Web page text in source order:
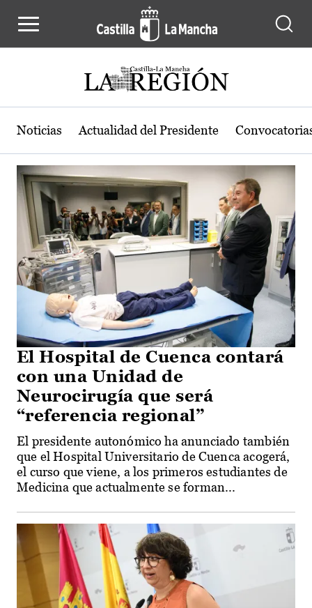
Actualidad de la región de Castilla-
Noticias Actualidad del Presidente
El Hospital de Cuenca contará
con una Unidad de
Neurocirugía que será
“referencia regional”
El presidente autonómico ha anunciado también
que el Hospital Universitario de Cuenca acogerá,
el curso que viene, a los primeros estudiantes de
Medicina que actualmente se forman...